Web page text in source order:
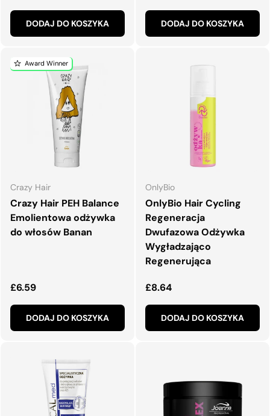
DODAJ DO KOSZYKA DODAJ DO KOSZYKA
Award Winner
Crazy Hair
Crazy Hair PEH Balance
Emolientowa odżywka
do włosów Banan
Normalna cena
£6.59
DODAJ DO KOSZYKA
OnlyBio
OnlyBio Hair Cycling
Regeneracja
Dwufazowa Odżywka
Wygładzająco
Regenerująca
Normalna cena
£8.64
DODAJ DO KOSZYKA